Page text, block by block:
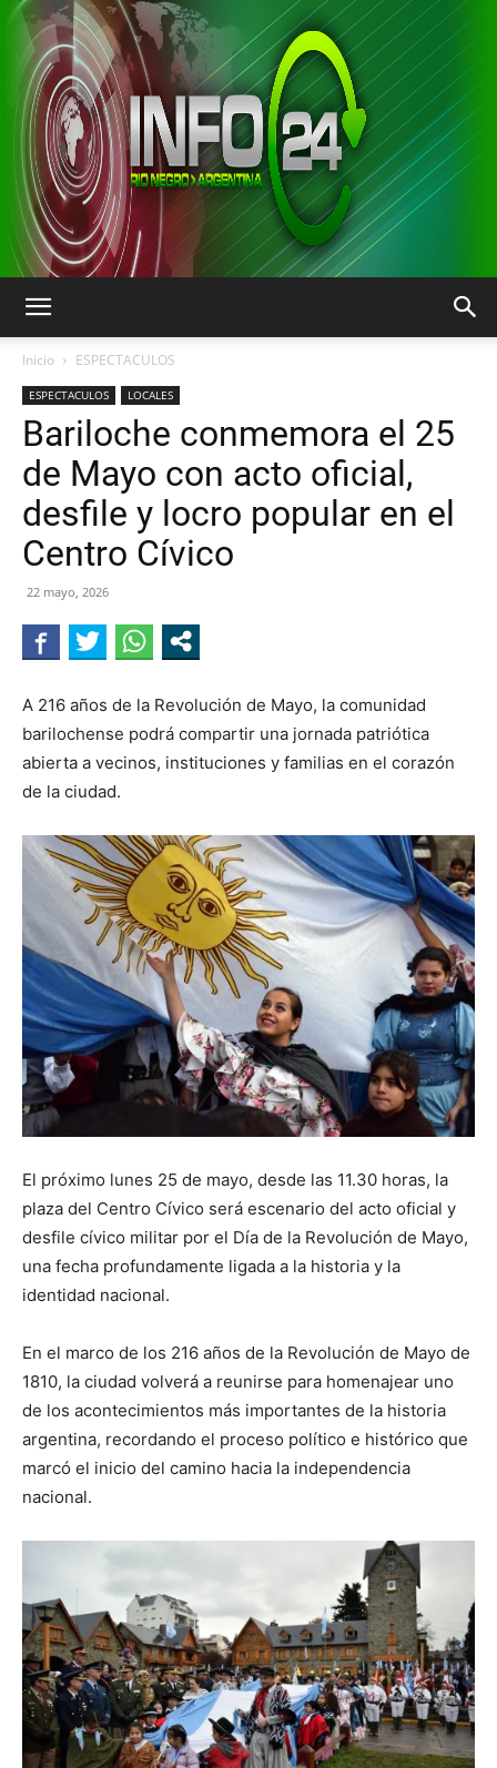
RIO
NEGRO
Inicio ESPECTACULOS
ESPECTACULOS LOCALES
Bariloche conmemora el 25
de Mayo con acto oficial,
desfile y locro popular en el
Centro Cívico
22 mayo, 2026
A 216 años de la Revolución de Mayo, la comunidad
barilochense podrá compartir una jornada patriótica
abierta a vecinos, instituciones y familias en el corazón
de la ciudad.
El próximo lunes 25 de mayo, desde las 11.30 horas, la
plaza del Centro Cívico será escenario del acto oficial y
desfile cívico militar por el Día de la Revolución de Mayo,
una fecha profundamente ligada a la historia y la
identidad nacional.
En el marco de los 216 años de la Revolución de Mayo de
1810, la ciudad volverá a reunirse para homenajear uno
de los acontecimientos más importantes de la historia
argentina, recordando el proceso político e histórico que
marcó el inicio del camino hacia la independencia
nacional.